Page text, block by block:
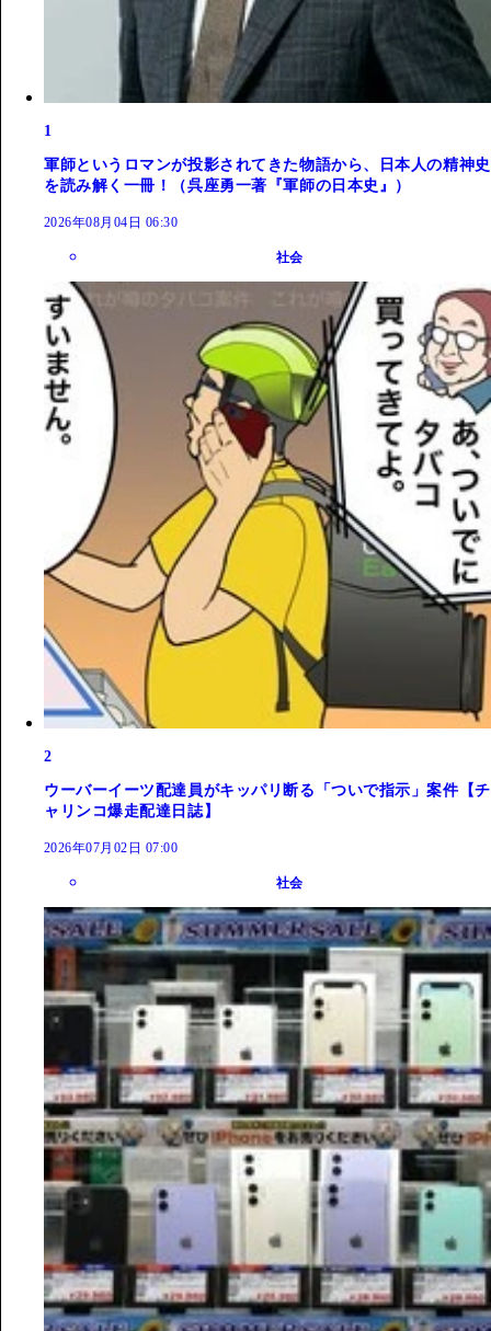
1
軍師というロマンが投影されてきた物語から、日本人の精神史
を読み解く一冊！（呉座勇一著『軍師の日本史』）
2026年08月04日 06:30
社会
2
ウーバーイーツ配達員がキッパリ断る「ついで指示」案件【チ
ャリンコ爆走配達日誌】
2026年07月02日 07:00
社会